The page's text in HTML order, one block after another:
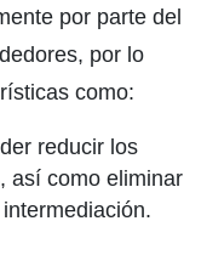
por parte del
por lo
como:
reducir los
así como eliminar